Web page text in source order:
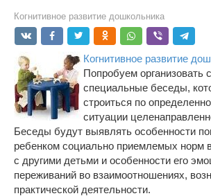
Когнитивное развитие дошкольника
Когнитивное развитие
Попробуем организовать
специальные беседы,
строиться по
ситуации
Беседы будут выявлять особенности
ребенком социально приемлемых норм
с другими детьми и особенности его
переживаний во взаимоотношениях,
практической деятельности.